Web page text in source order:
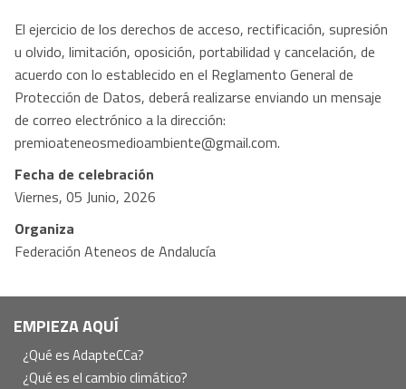
El ejercicio de los derechos de acceso, rectificación, supresión
u olvido, limitación, oposición, portabilidad y cancelación, de
acuerdo con lo establecido en el Reglamento General de
Protección de Datos, deberá realizarse enviando un mensaje
de correo electrónico a la dirección:
premioateneosmedioambiente@gmail.com.
Fecha de celebración
Viernes, 05 Junio, 2026
Organiza
Federación Ateneos de Andalucía
Navegación
principal
EMPIEZA AQUÍ
¿Qué es AdapteCCa?
¿Qué es el cambio climático?